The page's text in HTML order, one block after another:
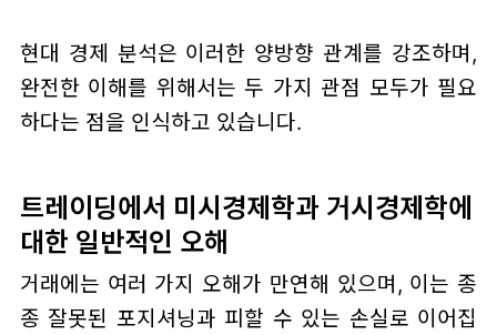
현대 경제 분석은 이러한 양방향 관계를 강조하며,
완전한 이해를 위해서는 두 가지 관점 모두가 필요
하다는 점을 인식하고 있습니다.
트레이딩에서 미시경제학과 거시경제학에
대한 일반적인 오해
거래에는 여러 가지 오해가 만연해 있으며, 이는 종
종 잘못된 포지셔닝과 피할 수 있는 손실로 이어집